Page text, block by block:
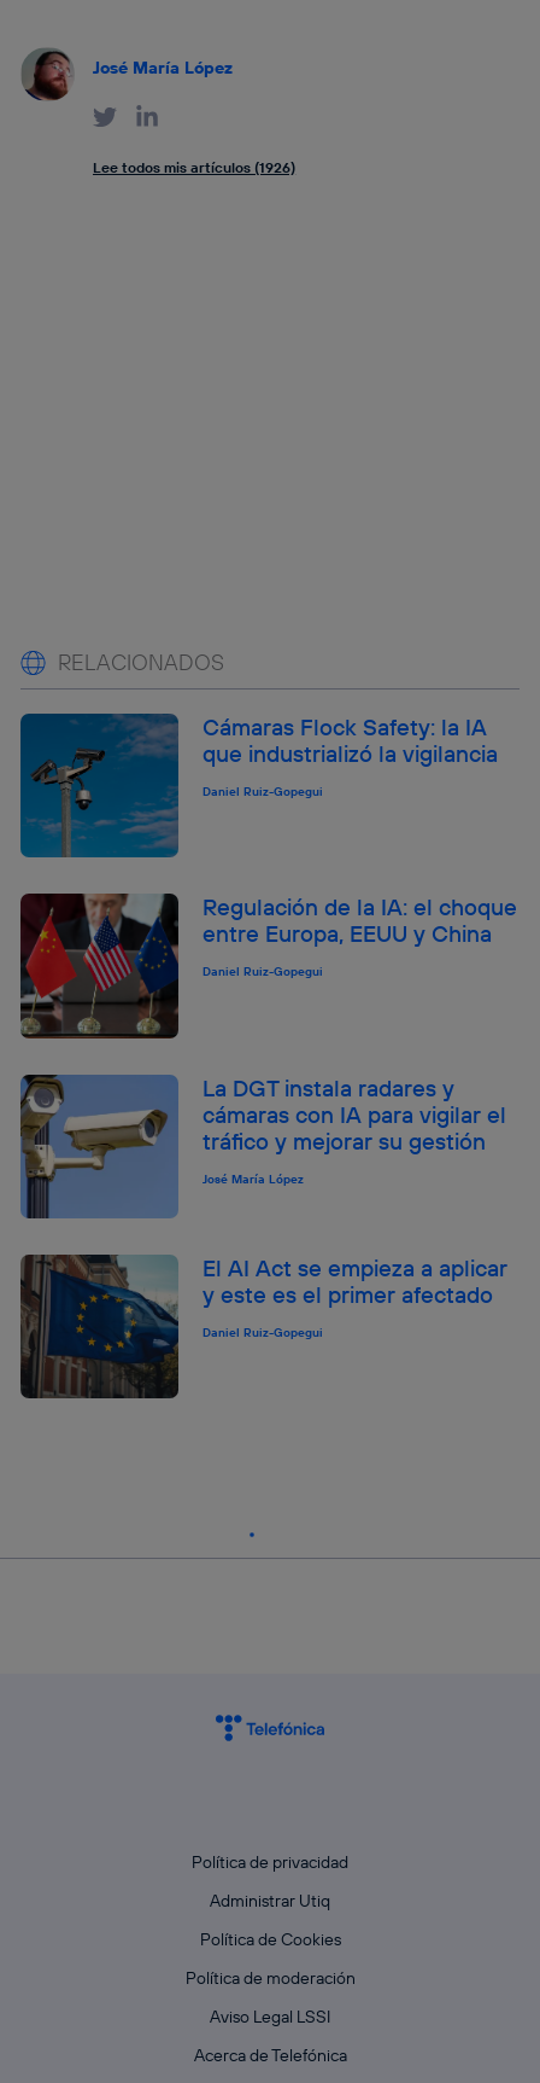
José María López
Lee todos mis artículos (1926)
RELACIONADOS
Cámaras Flock Safety: la IA
que industrializó la vigilancia
Daniel Ruiz-Gopegui
Regulación de la IA: el choque
entre Europa, EEUU y China
Daniel Ruiz-Gopegui
La DGT instala radares y
cámaras con IA para vigilar el
tráfico y mejorar su gestión
José María López
El AI Act se empieza a aplicar
y este es el primer afectado
Daniel Ruiz-Gopegui
Política de privacidad
Administrar Utiq
Política de Cookies
Política de moderación
Aviso Legal LSSI
Acerca de Telefónica